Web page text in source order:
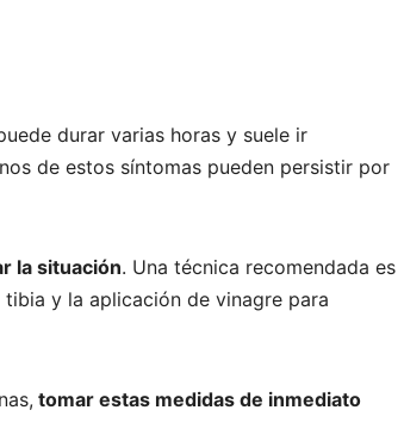
durar varias horas y suele ir
de estos síntomas pueden persistir por
la situación. Una técnica recomendada es
y la aplicación de vinagre para
tomar estas medidas de inmediato